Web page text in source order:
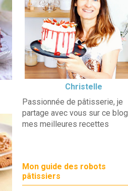
Christelle
Passionnée de pâtisserie, je
partage avec vous sur ce blog
mes meilleures recettes
Mon guide des robots
pâtissiers